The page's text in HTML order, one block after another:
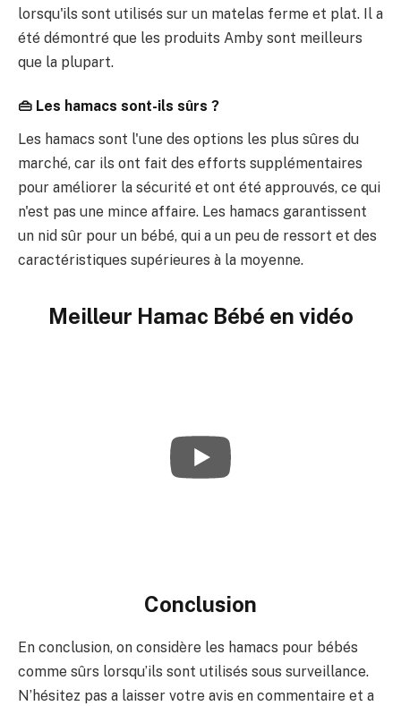
lorsqu'ils sont utilisés sur un matelas ferme et plat. Il a
été démontré que les produits Amby sont meilleurs
que la plupart.
👜 Les hamacs sont-ils sûrs ?
Les hamacs sont l'une des options les plus sûres du
marché, car ils ont fait des efforts supplémentaires
pour améliorer la sécurité et ont été approuvés, ce qui
n'est pas une mince affaire. Les hamacs garantissent
un nid sûr pour un bébé, qui a un peu de ressort et des
caractéristiques supérieures à la moyenne.
Meilleur Hamac Bébé en vidéo
Conclusion
En conclusion, on considère les hamacs pour bébés
comme sûrs lorsqu’ils sont utilisés sous surveillance.
N’hésitez pas a laisser votre avis en commentaire et a